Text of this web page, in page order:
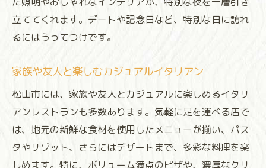
立ててくれます。デートや記念日など、特別な日に訪れ
るにはうってつけです。
家族や友人と楽しむカジュアルイタリアン
松山市には、家族や友人とカジュアルに楽しめるイタリ
アンレストランも多数あります。気軽に足を運べる店で
は、地元の新鮮な食材を使用したメニューが揃い、パス
タやリゾット、さらにはデザートまで、多彩な料理を楽
しめます。特に、ボリューム満点のピザや、濃厚なクリ